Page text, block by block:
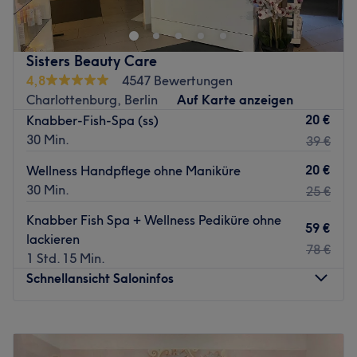
Ab einem Behandlungswert von 240 € übernehmen wir
Ihre Parkgebühr.
Laser Hautbehandlungen. Sichtbare Ergebnisse. Absolute
Diskretion.
Seit 2006 ist Skin Care Berlin in Charlottenburg
spezialisiert auf medizinisch-ästhetische High-End
Wir haben einen Ort geschaffen, der mehr ist als ein
💎 diskret & geschützt
💎 offen für Männer sowie trans, queere & gender-diverse
Menschen
Sisters Beauty Care
4,8
4547 Bewertungen
Charlottenburg, Berlin
Auf Karte anzeigen
Knabber-Fish-Spa (ss)
30 Min.
20 €
39 €
Wellness Handpflege ohne Maniküre
30 Min.
20 €
25 €
Knabber Fish Spa + Wellness Pediküre ohne
lackieren
1 Std. 15 Min.
59 €
78 €
Schnellansicht Saloninfos